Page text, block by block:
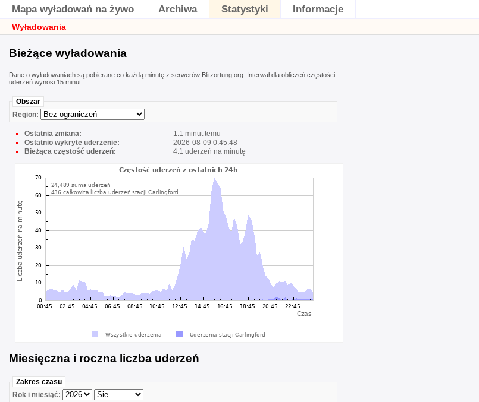
Mapa wyładowań na żywo Archiwa Statystyki Informacje
Wyładowania
Bieżące wyładowania
Dane o wyładowaniach są pobierane co każdą minutę z serwerów Blitzortung.org. Interwał dla obliczeń częstości
uderzeń wynosi 15 minut.
Obszar
Region:
Ostatnia zmiana:
1.1 minut temu
Ostatnio wykryte uderzenie:
2026-08-09 0:45:48
Bieżąca częstość uderzeń:
4.1 uderzeń na minutę
Miesięczna i roczna liczba uderzeń
Zakres czasu
Rok i miesiąć: